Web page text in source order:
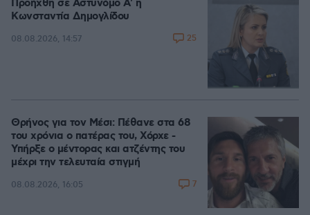
Προήχθη σε Αστυνόμο Α' η
Κωνσταντία Δημογλίδου
08.08.2026, 14:57 25
Θρήνος για τον Μέσι: Πέθανε στα 68
του χρόνια ο πατέρας του, Χόρχε -
Υπήρξε ο μέντορας και ατζέντης του
μέχρι την τελευταία στιγμή
08.08.2026, 16:05 7